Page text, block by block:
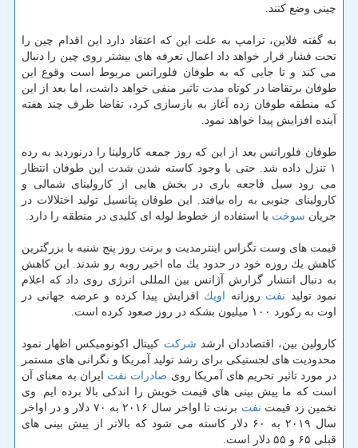
چینی وضع كنند.
به گفته فلاین، ترامپ به علت این كه اعتقاد دارد این اقدام چین را
تحت فشار قرار خواهد داد اعمال تعرفه های بیشتر روی چین را دنبال
می كند و تا جایی كه به طوفان فلورانس مربوط است وقوع این
طوفان برتقاضا در كوتاه مدت تاثیر منفی خواهد داشت، اما بعد از این
كه منطقه طوفان زده آغاز به بازسازی كرد، تقاضا ظرف چند هفته
آینده افزایش پیدا خواهد نمود.
طوفان فلورانس بعد از این كه روز جمعه كارولینا را درنوردید به رده
۱ تنزل داده شد. حتی با وجود كاسته شدن شدت این طوفان انتظار
می رود سیل فاجعه باری در بخش هایی از كارولینای شمالی و
كارولینای جنوبی به راه بیافتد. این طوفان پتانسیل تولید اختلالات در
جریان سوخت با استفاده از خطوط لوله ای كلیدی در منطقه را دارد.
قیمت های وست تگزاس اینترمدیت و برنت روز پنج شنبه با بزرگترین
كاهش یك روزه خود در حدود یك ماه اخیر روبه رو شدند. این كاهش
به دنبال انتشار گزارش آژانس بین المللی انرژی روی داد كه اعلام
نمود تولید نفت روزانه اوپك افزایش پیدا كرده و عرضه جهانی در
اوت به ركورد ۱۰۰ میلیون بشكه در روز صعود كرده است.
كارولین بین، اقتصاددان ارشد شركت كپیتال اكونومیكس اظهار نمود
محدودیت های لجستیكی برای رشد تولید آمریكا و نگرانی های مستمر
در مورد تاثیر تحریم های آمریكا روی صادرات نفت ایران به معنای آن
است كه ما پیش بینی های قیمت خویش را اندكی بالا برده ایم. وی
تخمین زد قیمت نفت
برنت تا اواخر سال ۲۰۱۶ به ۷۰ دلار و در اواخر
سال ۲۰۱۹ به ۶۰ دلار كاسته می شود كه بالاتر از پیش بینی های
قبلی ۶۵ و ۵۵ دلار است.